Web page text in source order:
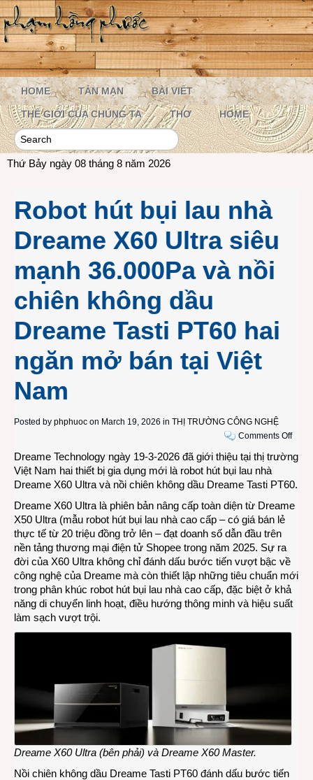
HOME TẢN MẠN BÀI VIẾT
THẾ GIỚI CỦA CHÚNG TA THƠ HOME
Thứ Bảy ngày 08 tháng 8 năm 2026
Robot hút bụi lau nhà
Dreame X60 Ultra siêu
mạnh 36.000Pa và nồi
chiên không dầu
Dreame Tasti PT60 hai
ngăn mở bán tại Việt
Nam
Posted by phphuoc on March 19, 2026 in THỊ TRƯỜNG CÔNG NGHỆ
Comments Offon
hút
lau
nhà
mạnh
và
mở
Dreame Technology ngày 19-3-2026 đã giới thiệu tại thị trường
Việt Nam hai thiết bị gia dụng mới là robot hút bụi lau nhà
Dreame X60 Ultra và nồi chiên không dầu Dreame Tasti PT60.
Dreame X60 Ultra là phiên bản nâng cấp toàn diện từ Dreame
X50 Ultra (mẫu robot hút bụi lau nhà cao cấp – có giá bán lẻ
thực tế từ 20 triệu đồng trở lên – đạt doanh số dẫn đầu trên
nền tảng thương mại điện tử Shopee trong năm 2025. Sự ra
đời của X60 Ultra không chỉ đánh dấu bước tiến vượt bậc về
công nghệ của Dreame mà còn thiết lập những tiêu chuẩn mới
trong phân khúc robot hút bụi lau nhà cao cấp, đặc biệt ở khả
năng di chuyển linh hoạt, điều hướng thông minh và hiệu suất
làm sạch vượt trội.
Dreame X60 Ultra (bên phải) và Dreame X60 Master.
Nồi chiên không dầu Dreame Tasti PT60 đánh dấu bước tiến